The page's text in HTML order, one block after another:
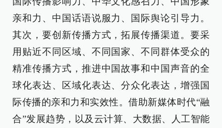
亲和力、中国话语说服力、国际舆论引导力。
其次，要创新传播方式，拓展传播渠道。要采
用贴近不同区域、不同国家、不同群体受众的
精准传播方式，推进中国故事和中国声音的全
球化表达、区域化表达、分众化表达，增强国
际传播的亲和力和实效性。借助新媒体时代“融
合”发展趋势，以及云计算、大数据、人工智能